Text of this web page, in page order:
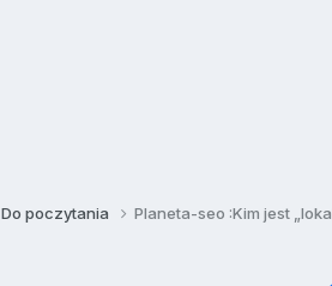
Do poczytania Planeta-seo :Kim jest